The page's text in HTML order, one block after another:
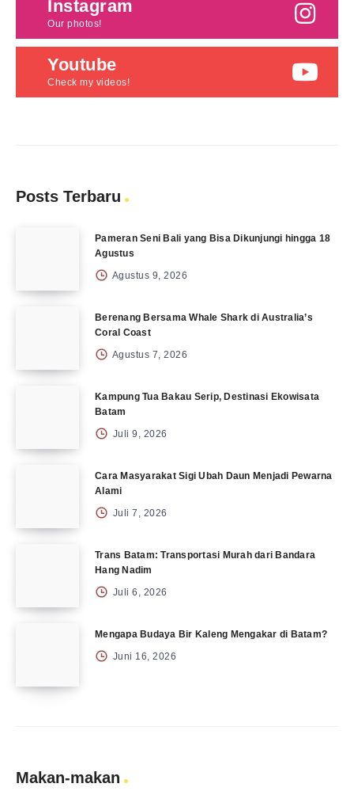
Instagram
Our photos!
Youtube
Check my videos!
Posts Terbaru
Pameran Seni Bali yang Bisa Dikunjungi hingga 18
Agustus
Agustus 9, 2026
Berenang Bersama Whale Shark di Australia’s
Coral Coast
Agustus 7, 2026
Kampung Tua Bakau Serip, Destinasi Ekowisata
Batam
Juli 9, 2026
Cara Masyarakat Sigi Ubah Daun Menjadi Pewarna
Alami
Juli 7, 2026
Trans Batam: Transportasi Murah dari Bandara
Hang Nadim
Juli 6, 2026
Mengapa Budaya Bir Kaleng Mengakar di Batam?
Juni 16, 2026
Makan-makan